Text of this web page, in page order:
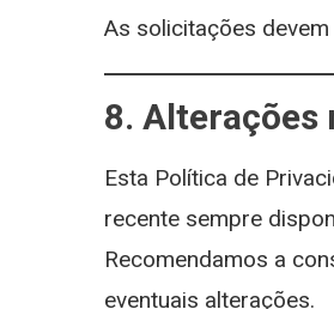
As solicitações
8. Alterações
Esta Política de
recente sempre
Recomendamos a
eventuais alterações.